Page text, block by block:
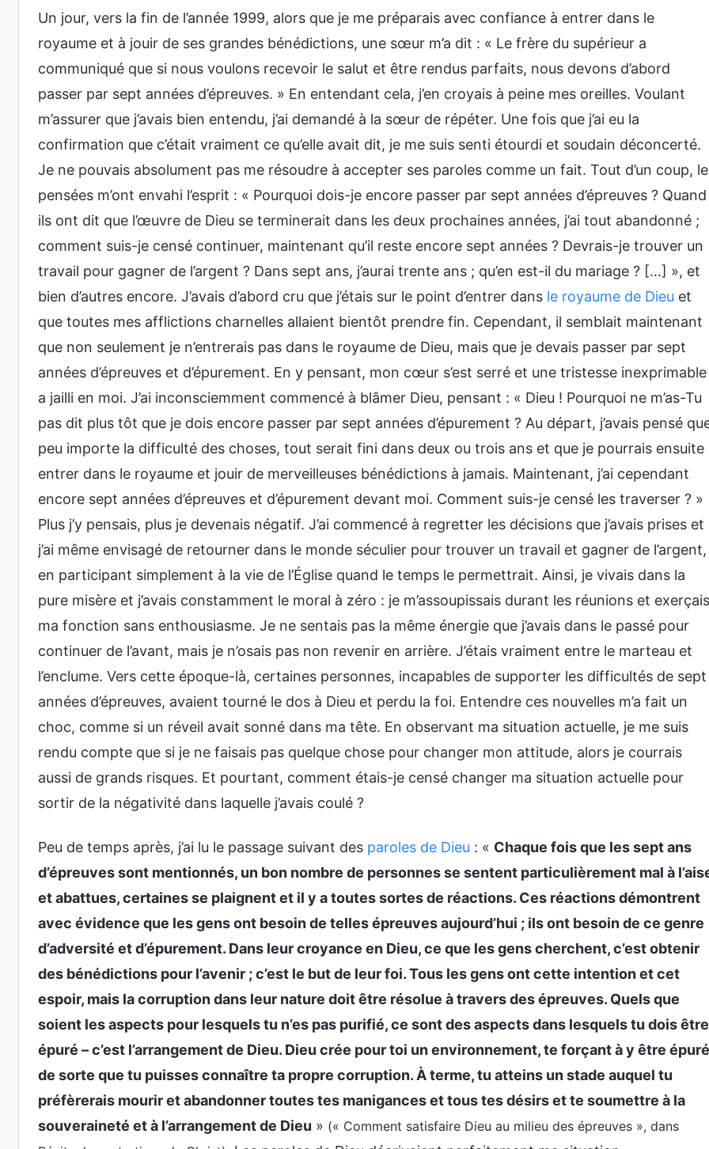
Un jour, vers la fin de l’année 1999, alors que je me préparais avec confiance à entrer dans le
royaume et à jouir de ses grandes bénédictions, une sœur m’a dit : « Le frère du supérieur a
communiqué que si nous voulons recevoir le salut et être rendus parfaits, nous devons d’abord
passer par sept années d’épreuves. » En entendant cela, j’en croyais à peine mes oreilles. Voulant
m’assurer que j’avais bien entendu, j’ai demandé à la sœur de répéter. Une fois que j’ai eu la
confirmation que c’était vraiment ce qu’elle avait dit, je me suis senti étourdi et soudain déconcerté.
Je ne pouvais absolument pas me résoudre à accepter ses paroles comme un fait. Tout d’un coup,
pensées m’ont envahi l’esprit : « Pourquoi dois-je encore passer par sept années d’épreuves ? Quand
ils ont dit que l’œuvre de Dieu se terminerait dans les deux prochaines années, j’ai tout abandonné ;
comment suis-je censé continuer, maintenant qu’il reste encore sept années ? Devrais-je trouver un
travail pour gagner de l’argent ? Dans sept ans, j’aurai trente ans ; qu’en est-il du mariage ? […] », et
bien d’autres encore. J’avais d’abord cru que j’étais sur le point d’entrer dans le royaume de Dieu et
que toutes mes afflictions charnelles allaient bientôt prendre fin. Cependant, il semblait maintenant
que non seulement je n’entrerais pas dans le royaume de Dieu, mais que je devais passer par sept
années d’épreuves et d’épurement. En y pensant, mon cœur s’est serré et une tristesse inexprimable
a jailli en moi. J’ai inconsciemment commencé à blâmer Dieu, pensant : « Dieu ! Pourquoi ne m’as-Tu
pas dit plus tôt que je dois encore passer par sept années d’épurement ? Au départ, j’avais pensé
peu importe la difficulté des choses, tout serait fini dans deux ou trois ans et que je pourrais ensuite
entrer dans le royaume et jouir de merveilleuses bénédictions à jamais. Maintenant, j’ai cependant
encore sept années d’épreuves et d’épurement devant moi. Comment suis-je censé les traverser ? »
Plus j’y pensais, plus je devenais négatif. J’ai commencé à regretter les décisions que j’avais prises et
j’ai même envisagé de retourner dans le monde séculier pour trouver un travail et gagner de l’argent,
en participant simplement à la vie de l’Église quand le temps le permettrait. Ainsi, je vivais dans la
pure misère et j’avais constamment le moral à zéro : je m’assoupissais durant les réunions et exerçais
ma fonction sans enthousiasme. Je ne sentais pas la même énergie que j’avais dans le passé pour
continuer de l’avant, mais je n’osais pas non revenir en arrière. J’étais vraiment entre le marteau et
l’enclume. Vers cette époque-là, certaines personnes, incapables de supporter les difficultés de sept
années d’épreuves, avaient tourné le dos à Dieu et perdu la foi. Entendre ces nouvelles m’a fait un
choc, comme si un réveil avait sonné dans ma tête. En observant ma situation actuelle, je me suis
rendu compte que si je ne faisais pas quelque chose pour changer mon attitude, alors je courrais
aussi de grands risques. Et pourtant, comment étais-je censé changer ma situation actuelle pour
sortir de la négativité dans laquelle j’avais coulé ?
Peu de temps après, j’ai lu le passage suivant des paroles de Dieu : « Chaque fois que les sept ans
d’épreuves sont mentionnés, un bon nombre de personnes se sentent particulièrement mal à
et abattues, certaines se plaignent et il y a toutes sortes de réactions. Ces réactions démontrent
avec évidence que les gens ont besoin de telles épreuves aujourd’hui ; ils ont besoin de ce genre
d’adversité et d’épurement. Dans leur croyance en Dieu, ce que les gens cherchent, c’est obtenir
des bénédictions pour l’avenir ; c’est le but de leur foi. Tous les gens ont cette intention et cet
espoir, mais la corruption dans leur nature doit être résolue à travers des épreuves. Quels que
soient les aspects pour lesquels tu n’es pas purifié, ce sont des aspects dans lesquels tu dois être
épuré – c’est l’arrangement de Dieu. Dieu crée pour toi un environnement, te forçant à y être épuré
de sorte que tu puisses connaître ta propre corruption. À terme, tu atteins un stade auquel tu
préfèrerais mourir et abandonner toutes tes manigances et tous tes désirs et te soumettre à la
souveraineté et à l’arrangement de Dieu » (« Comment satisfaire Dieu au milieu des épreuves », dans